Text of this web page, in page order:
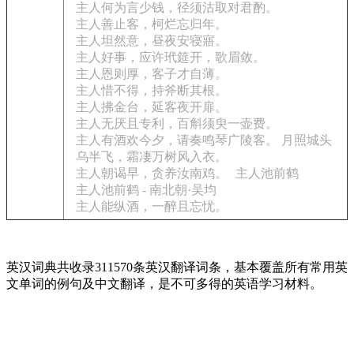
主人何为言少钱，径须沽取对君酌。
主人善止客，柯烂忘归年。
主人坦然意，昼夜安寝寤。
主人好事，应许玳筵开，歌眉敛。
主人恩则厚，客子才自薄。
主人惜不得，持斧断其根。
主人拂金台，延客夜开扉。
主人无厌且专利，百斛须臾一壶费。
主人有酒欢今夕，请奏鸣琴广陵客。 月照城头
乌半飞，霜凄万树风入衣。
主人朝谒早，贪养汝南鸡。
主人池前鹤
主人池前鹤 - 南北朝·吴均
主人能纵酒，一醉且忘忧。
英汉词典共收录311570条英汉翻译词条，基本覆盖所有常用英
文单词的例句及中文翻译，是不可多得的英语学习材料。